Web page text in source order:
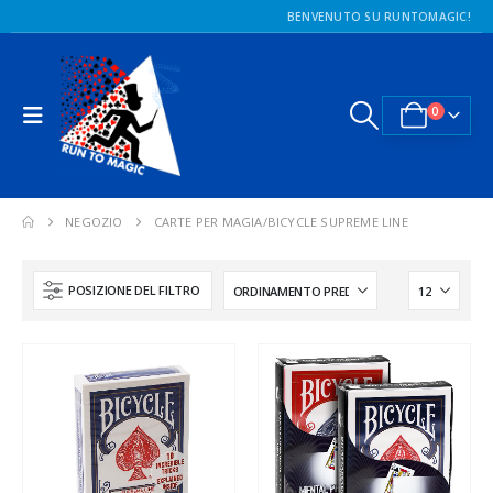
BENVENUTO SU RUNTOMAGIC!
0
NEGOZIO CARTE PER MAGIA/BICYCLE SUPREME LINE
POSIZIONE DEL FILTRO